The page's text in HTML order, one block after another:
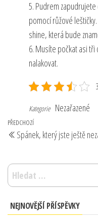
5. Pudrem
pomocí růžové
shine, která bude
6. Musíte počkat asi
nalakovat.
Kategorie Nezařazené
Navigace
pro
příspěvek
Předchozí
příspěvek
PŘEDCHOZÍ
Spánek, který jste ještě
Vyhledávání
NEJNOVĚJŠÍ PŘÍSPĚVKY